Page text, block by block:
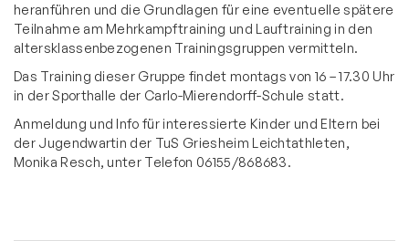
heranführen und die Grundlagen für eine eventuelle spätere
Teilnahme am Mehrkampftraining und Lauftraining in den
altersklassenbezogenen Trainingsgruppen vermitteln.
Das Training dieser Gruppe findet montags von 16 – 17.30 Uhr
in der Sporthalle der Carlo-Mierendorff-Schule statt.
Anmeldung und Info für interessierte Kinder und Eltern bei
der Jugendwartin der TuS Griesheim Leichtathleten,
Monika Resch, unter Telefon 06155/868683.